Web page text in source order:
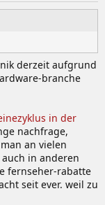
derzeit aufgrund
branche
in der
nachfrage,
an vielen
in anderen
fernseher-rabatte
seit ever. weil zu